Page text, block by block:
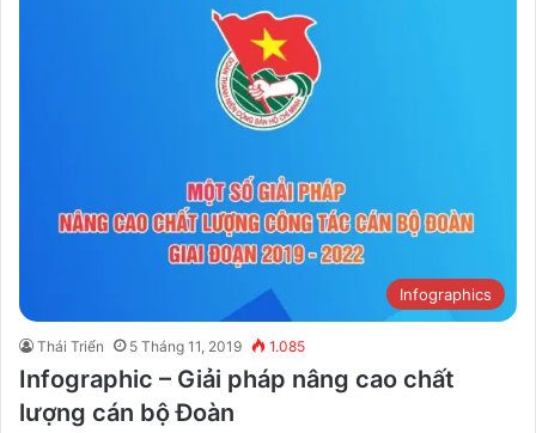
Infographics
Thái Triển 5 Tháng 11, 2019 1.085
Infographic – Giải pháp nâng cao chất
lượng cán bộ Đoàn